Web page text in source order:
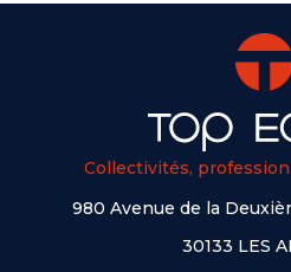
Collectivités,
980 Avenue de la
30133 LES